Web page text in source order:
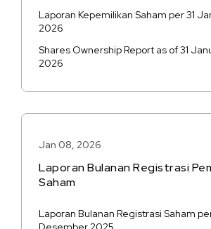
Laporan Kepemilikan Saham per 31
2026
Shares Ownership Report as of 31
2026
Jan 08, 2026
Laporan Bulanan Registrasi
Saham
Laporan Bulanan Registrasi Saham